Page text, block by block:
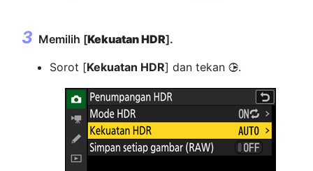
Memilih [Kekuatan HDR].
Sorot [Kekuatan HDR] dan tekan 2.